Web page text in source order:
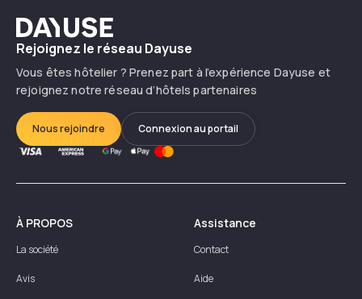
Dayuse
Rejoignez le réseau Dayuse
Vous êtes hôtelier ? Prenez part à l’expérience Dayuse et
rejoignez notre réseau d’hôtels partenaires
Nous rejoindre Connexion au portail
À PROPOS
La société
Avis
Assistance
Contact
Aide